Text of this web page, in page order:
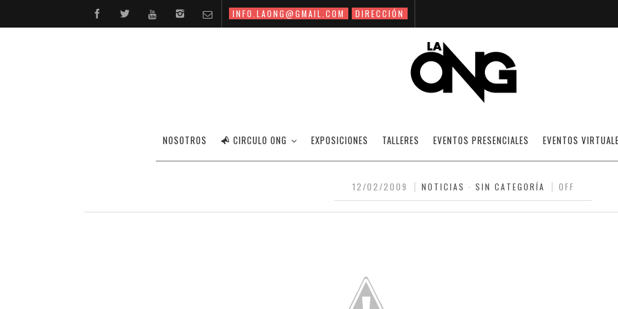
INFO.LAONG@GMAIL.COM DIRECCIÓN
NOSOTROS CIRCULO ONG EXPOSICIONES TALLERES EVENTOS PRESENCIALES EVENTOS
ONG HACE LOBBY FOTOGRÁFICO COLECTIVO 01 EXHIBIRÁ EL
ORGANIZACIÓN NELSON GARRIDO EN LA ANTESALA DEL
12/02/2009 NOTICIAS · SIN CATEGORÍA OFF